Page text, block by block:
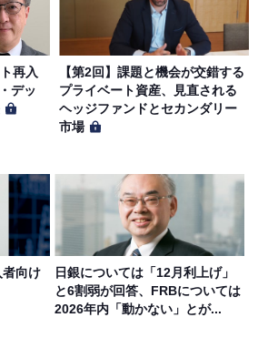
再入
デッ
【第2回】課題と機会が交錯する
プライベート資産、見直される
ヘッジファンドとセカンダリー
市場
向け
日銀については「12月利上げ」
と6割弱が回答、FRBについては
2026年内「動かない」とが...